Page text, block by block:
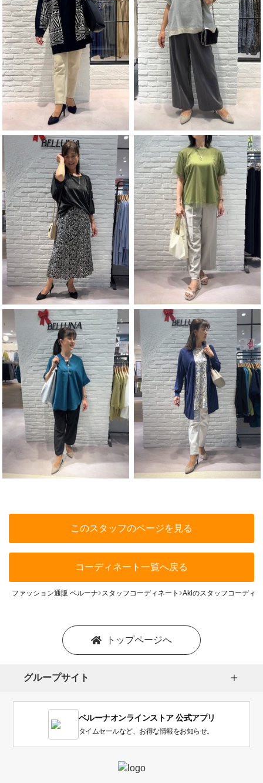
このスタッフのページを見る
コーディネート一覧へ戻る
ファッション通販 ベルーナ スタッフコーディネート Akiのスタッフコーディ
トップページへ
グループサイト
ベルーナオンラインストア 公式アプリ
タイムセールなど、お得な情報をお知らせ。